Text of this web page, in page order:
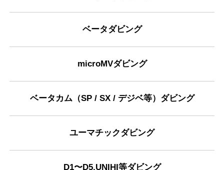
ベータダビング
microMVダビング
ベータカム（SP / SX / デジベ等）ダビング
ユーマチックダビング
D1〜D5,UNIHI等ダビング